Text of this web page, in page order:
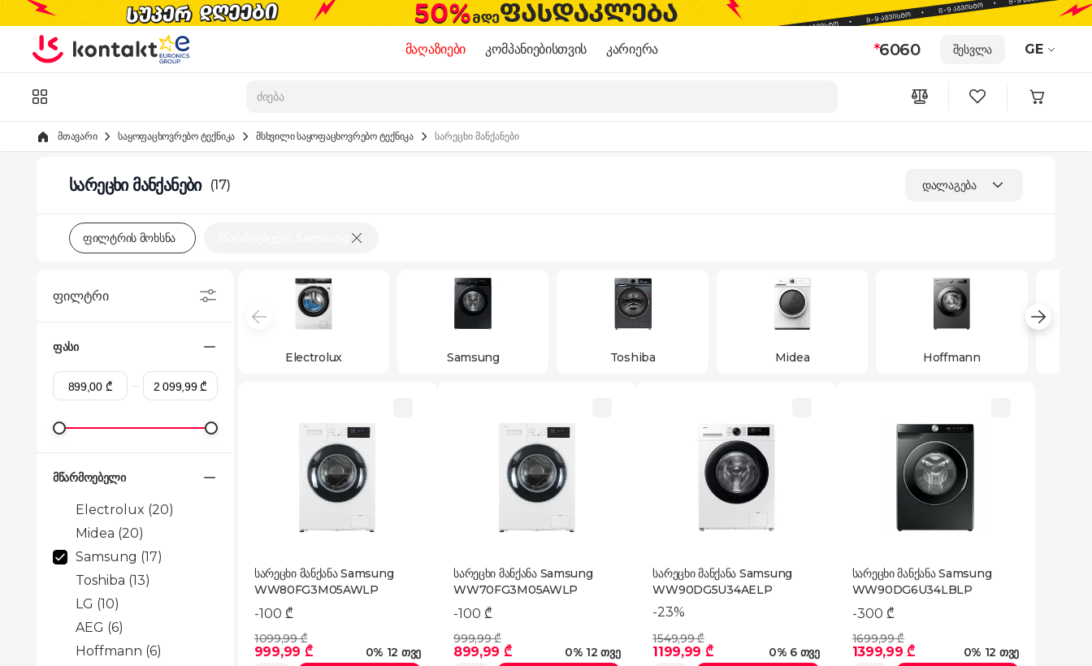
Skip to Content
მაღაზიები კომპანიებისთვის კარიერა *6060 შესვლა GE
მთავარი საყოფაცხოვრებო ტექნიკა მსხვილი საყოფაცხოვრებო ტექნიკა სარეცხი მანქანები
სარეცხი მანქანები (17) დალაგება
ფილტრის მოხსნა
ფილტრი
ფასი
მწარმოებელი
Electrolux (20)
Midea (20)
Samsung (17)
Toshiba (13)
LG (10)
AEG (6)
Hoffmann (6)
Electrolux Samsung Toshiba Midea Hoffmann
სარეცხი მანქანა Samsung
WW80FG3M05AWLP
-100 ₾
1099,99 ₾
999,99 ₾
0% 12 თვე
სარეცხი მანქანა Samsung
WW70FG3M05AWLP
-100 ₾
999,99 ₾
899,99 ₾
0% 12 თვე
სარეცხი მანქანა Samsung
WW90DG5U34AELP
-23%
1549,99 ₾
1199,99 ₾
0% 6 თვე
სარეცხი მანქანა Samsung
WW90DG6U34LBLP
-300 ₾
1699,99 ₾
1399,99 ₾
0% 12 თვე